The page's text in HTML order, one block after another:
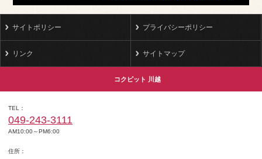
サイトポリシー プライバシーポリシー
リンク サイトマップ
コクピット 川越
TEL
049-243-3111
AM10:00～PM6:00
住所